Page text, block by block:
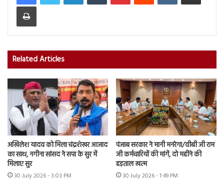
Print
Related Articles
अखिलेश यादव को मिला चंद्रशेखर आजाद
का साथ, नगीना सांसद ने सपा के सुर में
मिलाए सुर
30 July 2026 - 3:03 PM
पंजाब सरकार ने मानी मनरेगा/वीबी जी राम
जी कर्मचारियों की मांगें, दो महीने की
हड़ताल खत्म
30 July 2026 - 1:49 PM